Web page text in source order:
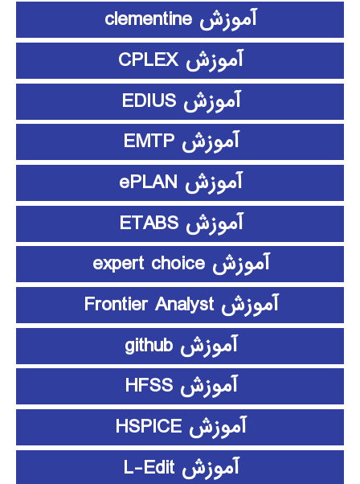
آموزش clementine
آموزش CPLEX
آموزش EDIUS
آموزش EMTP
آموزش ePLAN
آموزش ETABS
آموزش expert choice
آموزش Frontier Analyst
آموزش github
آموزش HFSS
آموزش HSPICE
آموزش L-Edit